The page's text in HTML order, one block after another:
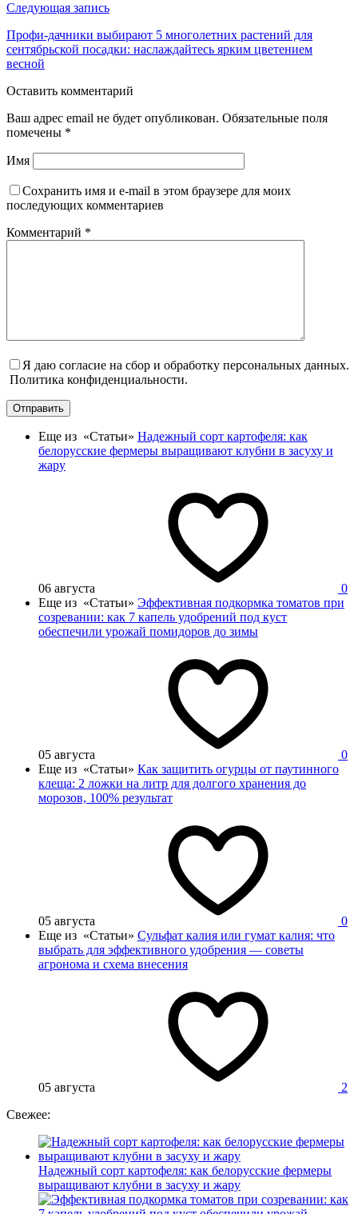
Следующая запись
Профи-дачники выбирают 5 многолетних растений для
сентябрьской посадки: наслаждайтесь ярким цветением
весной
Оставить комментарий
Ваш адрес email не будет опубликован. Обязательные поля
помечены *
Имя
Сохранить имя и e-mail в этом браузере для моих
последующих комментариев
Комментарий *
Я даю согласие на сбор и обработку персональных данных.
Политика конфиденциальности.
Отправить
Еще из «Статьи» Надежный сорт картофеля: как
белорусские фермеры выращивают клубни в засуху и
жару
06 августа
0
Еще из «Статьи» Эффективная подкормка томатов при
созревании: как 7 капель удобрений под куст
обеспечили урожай помидоров до зимы
05 августа
0
Еще из «Статьи» Как защитить огурцы от паутинного
клеща: 2 ложки на литр для долгого хранения до
морозов, 100% результат
05 августа
0
Еще из «Статьи» Сульфат калия или гумат калия: что
выбрать для эффективного удобрения — советы
агронома и схема внесения
05 августа
2
Свежее:
Надежный сорт картофеля: как белорусские фермеры
выращивают клубни в засуху и жару